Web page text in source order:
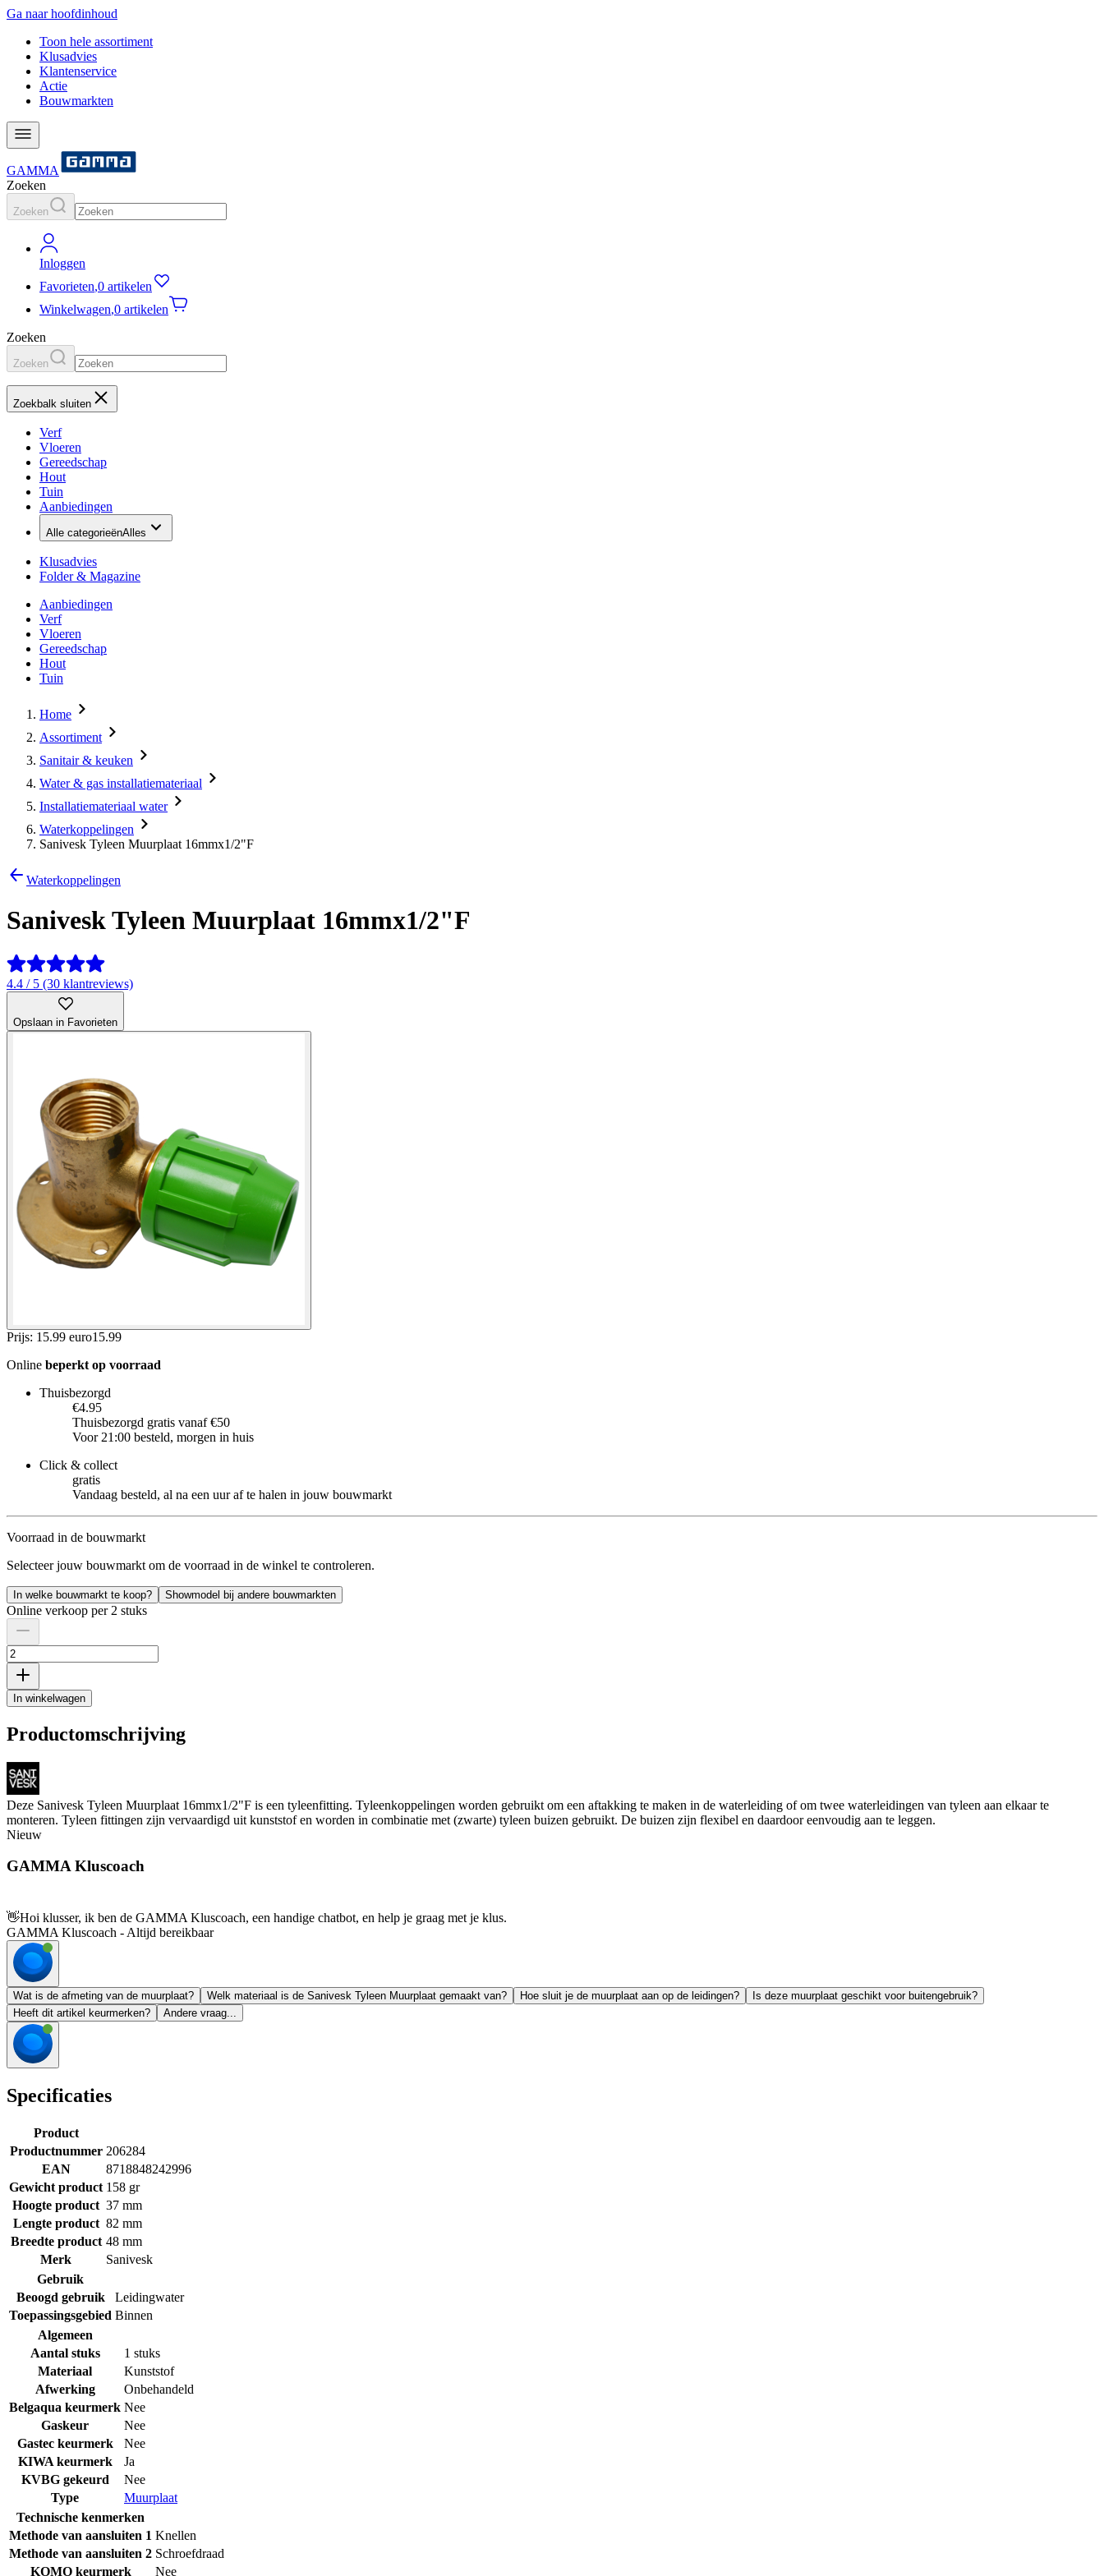
Ga naar hoofdinhoud
Toon hele assortiment
Klusadvies
Klantenservice
Actie
Bouwmarkten
GAMMA
Zoeken
Zoeken
Inloggen
Favorieten,0 artikelen
Winkelwagen,0 artikelen
Zoeken
Zoeken
Zoekbalk sluiten
Verf
Vloeren
Gereedschap
Hout
Tuin
Aanbiedingen
Alle categorieënAlles
Klusadvies
Folder & Magazine
Aanbiedingen
Verf
Vloeren
Gereedschap
Hout
Tuin
Home
Assortiment
Sanitair & keuken
Water & gas installatiemateriaal
Installatiemateriaal water
Waterkoppelingen
Sanivesk Tyleen Muurplaat 16mmx1/2"F
Waterkoppelingen
Sanivesk Tyleen Muurplaat 16mmx1/2"F
4.4 / 5 (30 klantreviews)
Opslaan in Favorieten
Prijs: 15.99 euro15.99
Online beperkt op voorraad
Thuisbezorgd
€4.95
Thuisbezorgd gratis vanaf €50
Voor 21:00 besteld, morgen in huis
Click & collect
gratis
Vandaag besteld, al na een uur af te halen in jouw bouwmarkt
Voorraad in de bouwmarkt
Selecteer jouw bouwmarkt om de voorraad in de winkel te controleren.
In welke bouwmarkt te koop? Showmodel bij andere bouwmarkten
Online verkoop per 2 stuks
In winkelwagen
Productomschrijving
Deze Sanivesk Tyleen Muurplaat 16mmx1/2"F is een tyleenfitting. Tyleenkoppelingen worden gebruikt om een aftakking te maken in de waterleiding of om twee waterleidingen van tyleen aan elkaar te
monteren. Tyleen fittingen zijn vervaardigd uit kunststof en worden in combinatie met (zwarte) tyleen buizen gebruikt. De buizen zijn flexibel en daardoor eenvoudig aan te leggen.
Nieuw
GAMMA Kluscoach
👋Hoi klusser, ik ben de GAMMA Kluscoach, een handige chatbot, en help je graag met je klus.
GAMMA Kluscoach - Altijd bereikbaar
Wat is de afmeting van de muurplaat? Welk materiaal is de Sanivesk Tyleen Muurplaat gemaakt van? Hoe sluit je de muurplaat aan op de leidingen?
Is deze muurplaat geschikt voor buitengebruik?
Heeft dit artikel keurmerken?
Andere vraag...
Specificaties
Product
Productnummer 206284
EAN
8718848242996
Gewicht product 158 gr
Hoogte product 37 mm
Lengte product 82 mm
Breedte product 48 mm
Merk
Sanivesk
Gebruik
Beoogd gebruik
Leidingwater
Toepassingsgebied Binnen
Algemeen
Aantal stuks
1 stuks
Materiaal
Kunststof
Afwerking
Onbehandeld
Belgaqua keurmerk Nee
Gaskeur
Nee
Gastec keurmerk
Nee
KIWA keurmerk
Ja
KVBG gekeurd
Nee
Type
Muurplaat
Technische kenmerken
Methode van aansluiten 1 Knellen
Methode van aansluiten 2 Schroefdraad
KOMO keurmerk
Nee